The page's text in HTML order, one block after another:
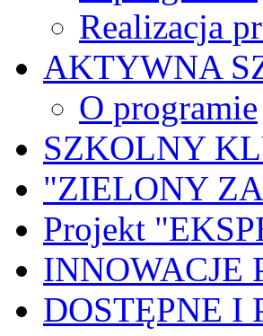
Realizacja
AKTYWNA
O programie
SZKOLNY
"ZIELONY
Projekt
INNOWACJE
DOSTĘPNE I